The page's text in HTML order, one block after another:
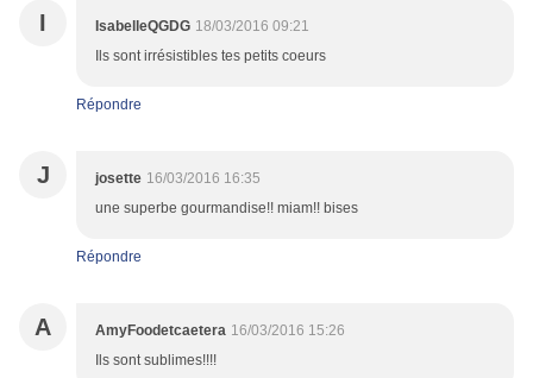
I IsabelleQGDG 18/03/2016 09:21
Ils sont irrésistibles tes petits coeurs
Répondre
J josette 16/03/2016 16:35
une superbe gourmandise!! miam!! bises
Répondre
A AmyFoodetcaetera 16/03/2016 15:26
Ils sont sublimes!!!!